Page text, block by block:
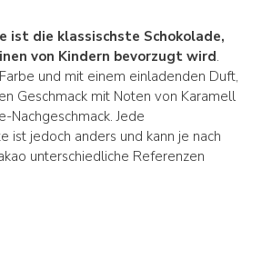
ist die klassischste Schokolade,
von Kindern bevorzugt wird.
und mit einem einladenden Duft,
Geschmack mit Noten von Karamell
Nachgeschmack. Jede
ist jedoch anders und kann je nach
unterschiedliche Referenzen